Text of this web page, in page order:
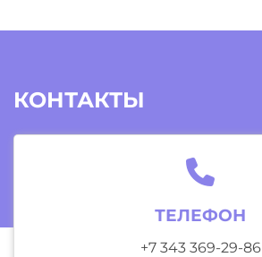
КОНТАКТЫ
ТЕЛЕФОН
+7 343 369-29-86